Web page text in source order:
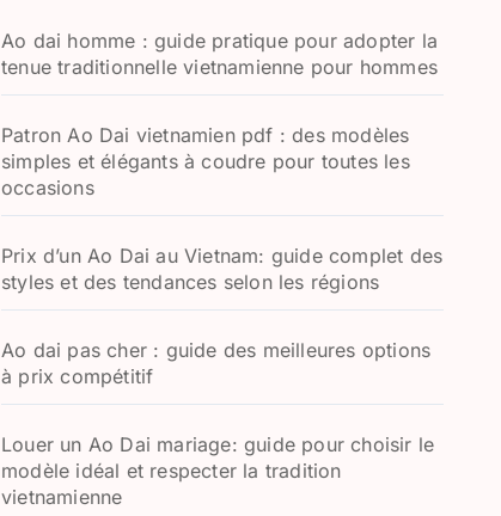
e
r
Ao dai homme : guide pratique pour adopter la
tenue traditionnelle vietnamienne pour hommes
Patron Ao Dai vietnamien pdf : des modèles
simples et élégants à coudre pour toutes les
occasions
Prix d’un Ao Dai au Vietnam: guide complet des
styles et des tendances selon les régions
Ao dai pas cher : guide des meilleures options
à prix compétitif
Louer un Ao Dai mariage: guide pour choisir le
modèle idéal et respecter la tradition
vietnamienne